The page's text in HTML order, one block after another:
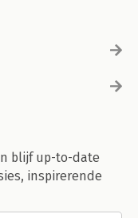
blijf up-to-date
inspirerende